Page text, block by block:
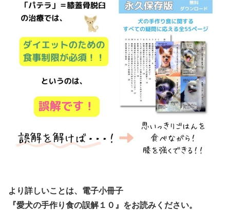
より詳しいことは、電子小冊子
『愛犬の手作り食の誤解１０』をお読みください。